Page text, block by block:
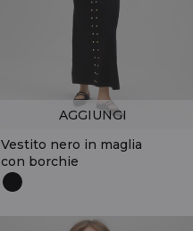
Vestito nero in maglia
con borchie
AGGIUNGI